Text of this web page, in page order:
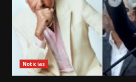
Noticias